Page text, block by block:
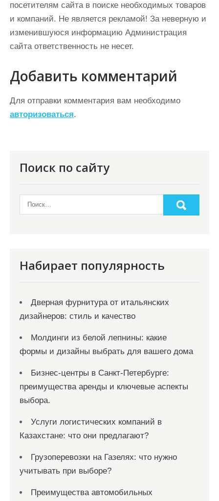
посетителям сайта в поиске необходимых товаров
и компаний. Не является рекламой! За неверную и
изменившуюся информацию Администрация
сайта ответственность не несет.
Добавить комментарий
Для отправки комментария вам необходимо
авторизоваться.
Поиск по сайту
Набирает популярность
Дверная фурнитура от итальянских
дизайнеров: стиль и качество
Молдинги из белой лепнины: какие
формы и дизайны выбрать для вашего дома
Бизнес-центры в Санкт-Петербурге:
преимущества аренды и ключевые аспекты
выбора.
Услуги логистических компаний в
Казахстане: что они предлагают?
Грузоперевозки на Газелях: что нужно
учитывать при выборе?
Преимущества автомобильных